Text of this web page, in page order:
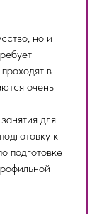
но и
в
очень
для
к
подготовке